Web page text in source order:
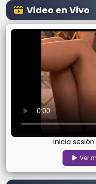
Video en Vivo
EN VIVO
Toca
Inicia
Ver